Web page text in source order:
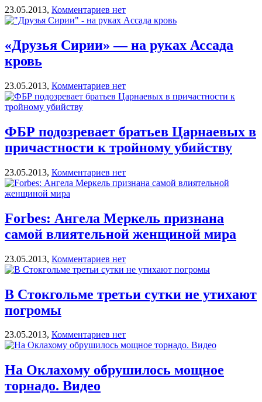
23.05.2013, Комментариев нет
«Друзья Сирии» — на руках Ассада
кровь
23.05.2013, Комментариев нет
ФБР подозревает братьев Царнаевых в
причастности к тройному убийству
23.05.2013, Комментариев нет
Forbes: Ангела Меркель признана
самой влиятельной женщиной мира
23.05.2013, Комментариев нет
В Стокгольме третьи сутки не утихают
погромы
23.05.2013, Комментариев нет
На Оклахому обрушилось мощное
торнадо. Видео